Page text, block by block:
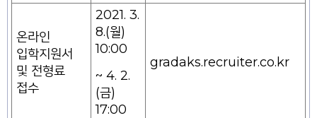
온라인
입학지원서
및 전형료
접수
2021. 3.
8.(월)
10:00
~ 4. 2.
(금)
17:00
gradaks.recruiter.co.kr